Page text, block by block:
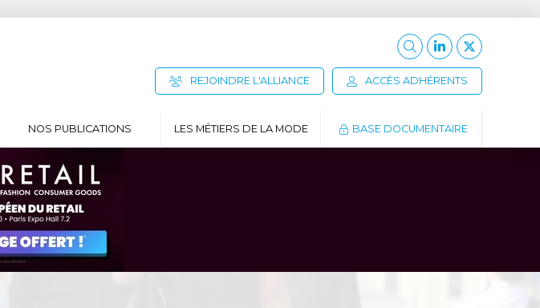
REJOINDRE L'ALLIANCE ACCÈS ADHÉRENTS
NOS PUBLICATIONS LES MÉTIERS DE LA MODE BASE DOCUMENTAIRE